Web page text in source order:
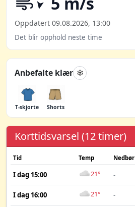
Oppdatert 09.08.2026, 13:00
Det blir opphold neste time
Anbefalte klær
T-skjorte Shorts
Korttidsvarsel (12 timer)
Tid Temp Nedbør
I dag 15:00 21° -
I dag 16:00 21° -